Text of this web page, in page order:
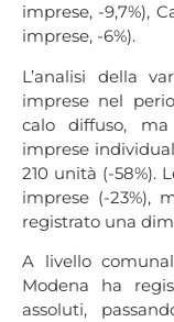
imprese, -9,7%),
imprese, -6%).
L’analisi della
imprese nel
calo diffuso,
imprese
210 unità (-58%).
imprese (-23%),
registrato una
A livello
Modena ha
assoluti,